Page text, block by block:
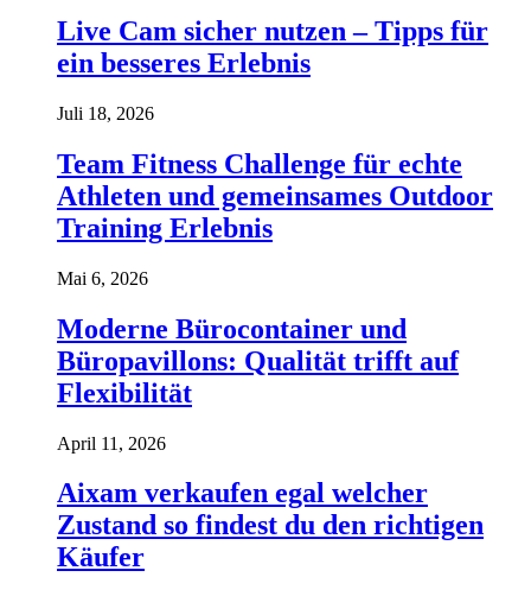
Live Cam sicher nutzen – Tipps für
ein besseres Erlebnis
Juli 18, 2026
Team Fitness Challenge für echte
Athleten und gemeinsames Outdoor
Training Erlebnis
Mai 6, 2026
Moderne Bürocontainer und
Büropavillons: Qualität trifft auf
Flexibilität
April 11, 2026
Aixam verkaufen egal welcher
Zustand so findest du den richtigen
Käufer